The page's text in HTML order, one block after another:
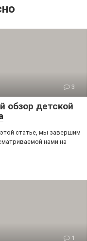
3
обзор детской
статье, мы завершим
нами на
1